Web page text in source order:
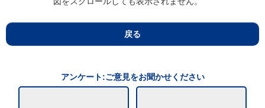
戻る
アンケート:ご意見をお聞かせください